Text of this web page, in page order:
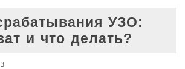
УЗО:
и что делать?